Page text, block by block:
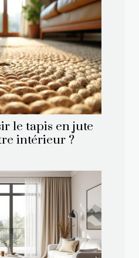
le tapis en jute
intérieur ?